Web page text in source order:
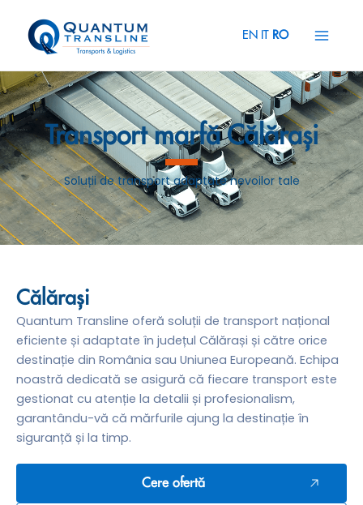
content
EN IT RO
Transport marfă Călărași
Soluții de transport adaptate nevoilor tale
Călărași
Quantum Transline oferă soluții de transport național
eficiente și adaptate în județul Călărași și către orice
destinație din România sau Uniunea Europeană. Echipa
noastră dedicată se asigură că fiecare transport este
gestionat cu atenție la detalii și profesionalism,
garantându-vă că mărfurile ajung la destinație în
siguranță și la timp.
Cere ofertă